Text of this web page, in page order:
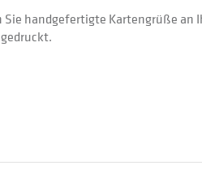
handgefertigte Kartengrüße